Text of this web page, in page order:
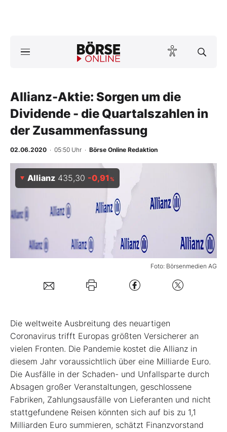
Anlageprodukte
Finanz-Check
Abo & Shop
BO-Musterdepots
Mein B:O
Mein Konto
Folgen Sie uns
Kontakt
Allianz-Aktie: Sorgen um die
Dividende - die Quartalszahlen in
der Zusammenfassung
02.06.2020 · 05:50 Uhr · Börse Online Redaktion
Foto: Börsenmedien AG
Allianz 435,30 -0,91 %
Die weltweite Ausbreitung des neuartigen
Coronavirus trifft Europas größten Versicherer an
vielen Fronten. Die Pandemie kostet die Allianz in
diesem Jahr voraussichtlich über eine Milliarde Euro.
Die Ausfälle in der Schaden- und Unfallsparte durch
Absagen großer Veranstaltungen, geschlossene
Fabriken, Zahlungsausfälle von Lieferanten und nicht
stattgefundene Reisen könnten sich auf bis zu 1,1
Milliarden Euro summieren, schätzt Finanzvorstand